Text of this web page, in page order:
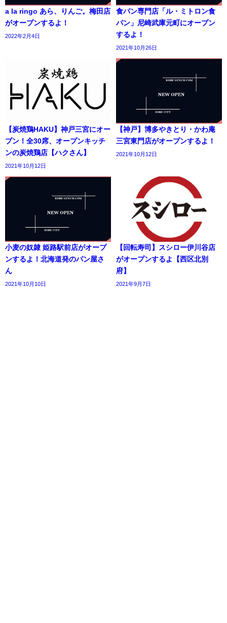
a la ringo あら、りんご。梅田店
がオープンするよ！
2022年2月4日
食パン専門店「ル・ミトロン食
パン」尼崎武庫元町にオープン
するよ！
2021年10月26日
【炭焼鶏HAKU】神戸三宮にオー
プン！全30席、オープンキッチ
ンの炭焼鶏店【ハクさん】
2021年10月12日
【神戸】博多やきとり・かわ庵
三宮東門店がオープンするよ！
2021年10月12日
小麦の奴隷 姫路駅前店がオープ
ンするよ！北海道発のパン屋さ
ん
2021年10月10日
【回転寿司】スシロー伊川谷店
がオープンするよ【西区北別
府】
2021年9月7日